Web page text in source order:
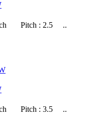
inch Pitch : 2.5 ..
inch Pitch : 3.5 ..